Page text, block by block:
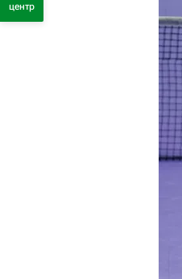
центр